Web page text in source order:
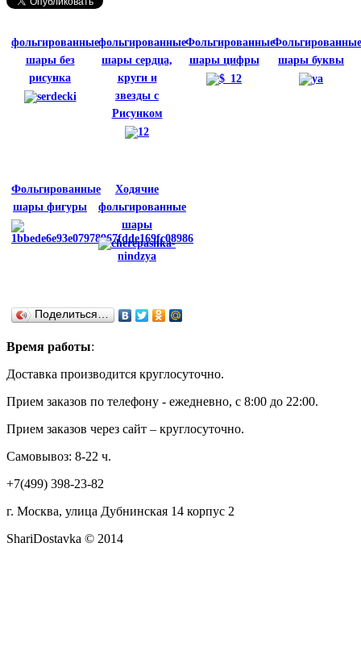
фольгированные
шары без
рисунка
фольгированные
шары сердца,
круги и
звезды с
Рисунком
Фольгированные
шары цифры
Фольгированные
шары буквы
Фольгированные
шары фигуры
Ходячие
фольгированные
шары
Поделиться…
Время работы:
Доставка производится круглосуточно.
Прием заказов по телефону - ежедневно, с 8:00 до 22:00.
Прием заказов через сайт – круглосуточно.
Самовывоз: 8-22 ч.
+7(499) 398-23-82
г. Москва, улица Дубнинская 14 корпус 2
ShariDostavka © 2014